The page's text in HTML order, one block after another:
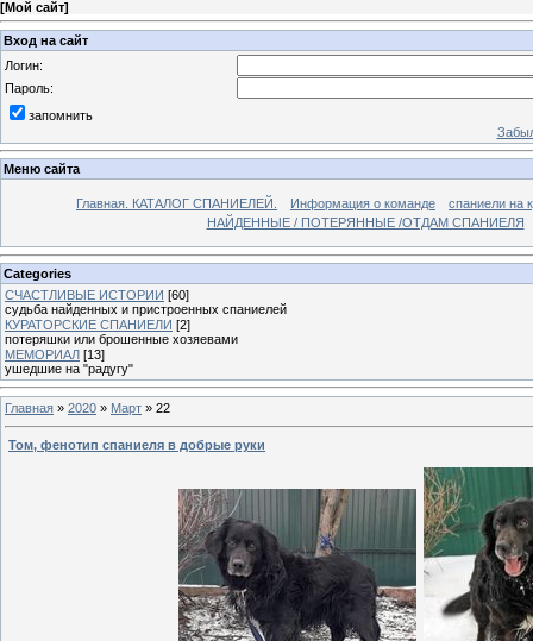
[Мой сайт]
Вход на сайт
Логин:
Пароль:
запомнить
Меню сайта
Главная. КАТАЛОГ СПАНИЕЛЕЙ. Информация о команде
спаниели на
НАЙДЕННЫЕ / ПОТЕРЯННЫЕ /ОТДАМ СПАНИЕЛЯ
Categories
СЧАСТЛИВЫЕ ИСТОРИИ [60]
судьба найденных и пристроенных спаниелей
КУРАТОРСКИЕ СПАНИЕЛИ [2]
потеряшки или брошенные хозяевами
МЕМОРИАЛ [13]
ушедшие на "радугу"
Главная » 2020 » Март » 22
Том, фенотип спаниеля в добрые руки